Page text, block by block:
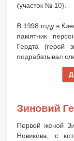
(участок № 10).
В 1998 году в
памятник
Гердта (герой
подрабатывал
Зиновий
Первой женой
Новикова, с